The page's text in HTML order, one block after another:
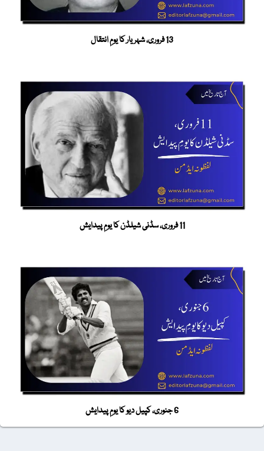
13 فروری، شہریار کا یومِ انتقال
11 فروری، سڈنی شیلڈن کا یومِ پیدایش
6 جنوری، کپیل دیو کا یومِ پیدایش